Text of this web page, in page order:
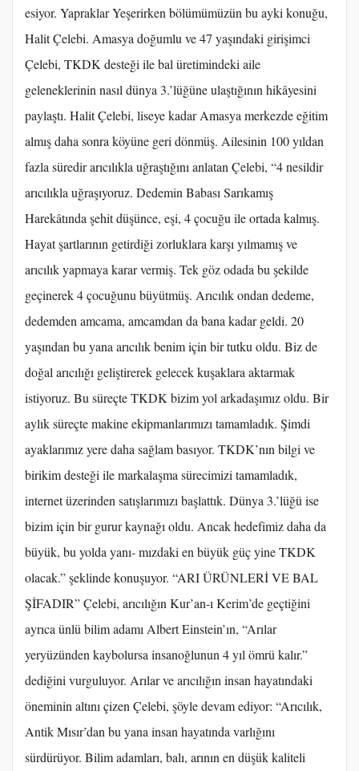
esiyor. Yapraklar Yeşerirken bölümümüzün bu ayki konuğu,
Halit Çelebi. Amasya doğumlu ve 47 yaşındaki girişimci
Çelebi, TKDK desteği ile bal üretimindeki aile
geleneklerinin nasıl dünya 3.’lüğüne ulaştığının hikâyesini
paylaştı. Halit Çelebi, liseye kadar Amasya merkezde eğitim
almış daha sonra köyüne geri dönmüş. Ailesinin 100 yıldan
fazla süredir arıcılıkla uğraştığını anlatan Çelebi, “4 nesildir
arıcılıkla uğraşıyoruz. Dedemin Babası Sarıkamış
Harekâtında şehit düşünce, eşi, 4 çocuğu ile ortada kalmış.
Hayat şartlarının getirdiği zorluklara karşı yılmamış ve
arıcılık yapmaya karar vermiş. Tek göz odada bu şekilde
geçinerek 4 çocuğunu büyütmüş. Arıcılık ondan dedeme,
dedemden amcama, amcamdan da bana kadar geldi. 20
yaşından bu yana arıcılık benim için bir tutku oldu. Biz de
doğal arıcılığı geliştirerek gelecek kuşaklara aktarmak
istiyoruz. Bu süreçte TKDK bizim yol arkadaşımız oldu. Bir
aylık süreçte makine ekipmanlarımızı tamamladık. Şimdi
ayaklarımız yere daha sağlam basıyor. TKDK’nın bilgi ve
birikim desteği ile markalaşma sürecimizi tamamladık,
internet üzerinden satışlarımızı başlattık. Dünya 3.’lüğü ise
bizim için bir gurur kaynağı oldu. Ancak hedefimiz daha da
büyük, bu yolda yanı- mızdaki en büyük güç yine TKDK
olacak.” şeklinde konuşuyor. “ARI ÜRÜNLERİ VE BAL
ŞİFADIR” Çelebi, arıcılığın Kur’an-ı Kerim’de geçtiğini
ayrıca ünlü bilim adamı Albert Einstein’ın, “Arılar
yeryüzünden kaybolursa insanoğlunun 4 yıl ömrü kalır.”
dediğini vurguluyor. Arılar ve arıcılığın insan hayatındaki
öneminin altını çizen Çelebi, şöyle devam ediyor: “Arıcılık,
Antik Mısır’dan bu yana insan hayatında varlığını
sürdürüyor. Bilim adamları, balı, arının en düşük kaliteli